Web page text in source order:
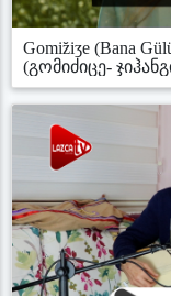
Gomiz̆iʒe (Bana
(გომიძიცე-